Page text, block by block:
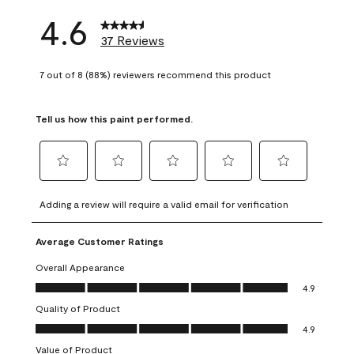
4.6 37 Reviews
7 out of 8 (88%) reviewers recommend this product
Tell us how this paint performed.
to
rate
the
item
with
1
This
action
will
to
rate
the
with
2
This
action
will
to
rate
the
item
3
action
to
rate
4
action
to
rate
5
action
Adding a review will require a valid email for verification
Average Customer Ratings
Overall Appearance
Overall Appearance, 4.9 out of 5
4.9
Quality of Product
Quality of Product, 4.9 out of 5
4.9
Value of Product